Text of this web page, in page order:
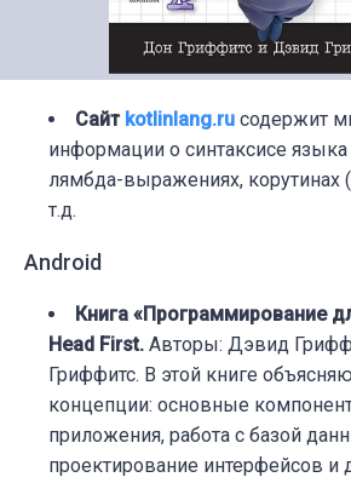
Сайт kotlinlang.ru содержит
информации о синтаксисе
лямбда-выражениях, корутинах
т.д.
Android
Книга «Программирование
Head First. Авторы: Дэвид
Гриффитс. В этой книге
концепции: основные
приложения, работа с базой
проектирование интерфейсов и